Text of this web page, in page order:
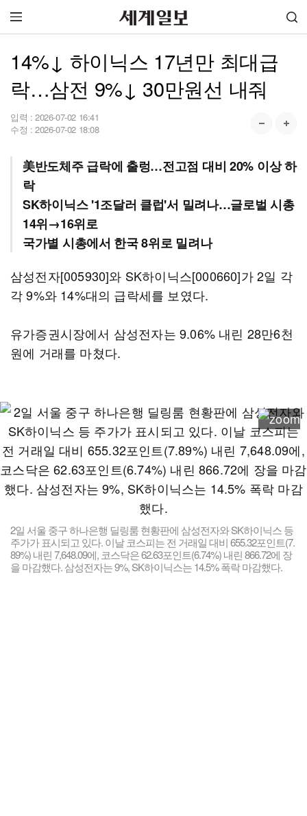
14%↓ 하이닉스 17년만 최대급
락…삼전 9%↓ 30만원선 내줘
입력 : 2026-07-02 16:41
수정 : 2026-07-02 18:08
美반도체주 급락에 출렁…전고점 대비 20% 이상 하
락
SK하이닉스 '1조달러 클럽'서 밀려나…글로벌 시총
14위→16위로
국가별 시총에서 한국 8위로 밀려나
삼성전자[005930]와 SK하이닉스[000660]가 2일 각
각 9%와 14%대의 급락세를 보였다.
유가증권시장에서 삼성전자는 9.06% 내린 28만6천
원에 거래를 마쳤다.
2일 서울 중구 하나은행 딜링룸 현황판에 삼성전자와 SK하이닉스 등
주가가 표시되고 있다. 이날 코스피는 전 거래일 대비 655.32포인트(7.
89%) 내린 7,648.09에, 코스닥은 62.63포인트(6.74%) 내린 866.72에 장
을 마감했다. 삼성전자는 9%, SK하이닉스는 14.5% 폭락 마감했다.